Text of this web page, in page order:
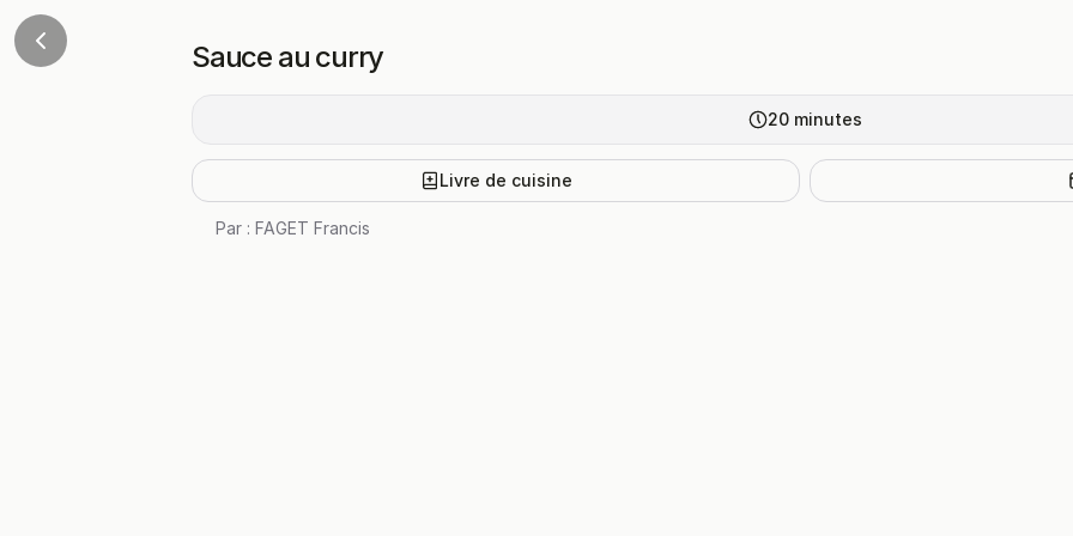
Sauce au curry
20 minutes
Livre de cuisine
Par : FAGET Francis